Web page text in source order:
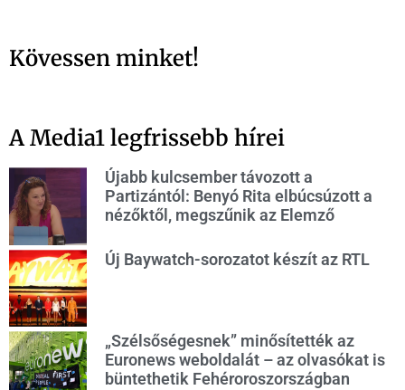
Kövessen minket!
A Media1 legfrissebb hírei
Újabb kulcsember távozott a
Partizántól: Benyó Rita elbúcsúzott a
nézőktől, megszűnik az Elemző
Új Baywatch-sorozatot készít az RTL
„Szélsőségesnek” minősítették az
Euronews weboldalát – az olvasókat is
büntethetik Fehéroroszországban